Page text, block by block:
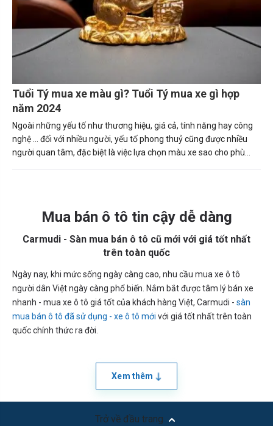
Tuổi Tý mua xe màu gì? Tuổi Tý mua xe gì hợp
năm 2024
Ngoài những yếu tố như thương hiệu, giá cả, tính năng hay công
nghệ … đối với nhiều người, yếu tố phong thuỷ cũng được nhiều
người quan tâm, đặc biệt là việc lựa chọn màu xe sao cho phù
Mua bán ô tô tin cậy dễ dàng
Carmudi - Sàn mua bán ô tô cũ mới với giá tốt nhất
trên toàn quốc
Ngày nay, khi mức sống ngày càng cao, nhu cầu mua xe ô tô
người dân Việt ngày càng phổ biến. Nắm bắt được tâm lý bán xe
nhanh - mua xe ô tô giá tốt của khách hàng Việt, Carmudi - sàn
mua bán ô tô đã sử dụng - xe ô tô mới với giá tốt nhất trên toàn
quốc chính thức ra đời.
Xem thêm
Trở về đầu trang